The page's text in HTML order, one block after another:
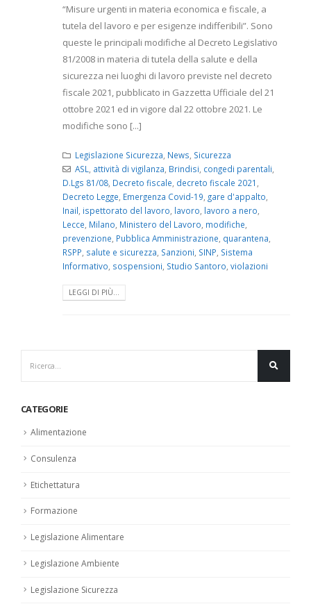
“Misure urgenti in materia economica e fiscale, a
tutela del lavoro e per esigenze indifferibili”. Sono
queste le principali modifiche al Decreto Legislativo
81/2008 in materia di tutela della salute e della
sicurezza nei luoghi di lavoro previste nel decreto
fiscale 2021, pubblicato in Gazzetta Ufficiale del 21
ottobre 2021 ed in vigore dal 22 ottobre 2021. Le
modifiche sono [...]
Legislazione Sicurezza, News, Sicurezza
ASL, attività di vigilanza, Brindisi, congedi parentali,
D.Lgs 81/08, Decreto fiscale, decreto fiscale 2021 ,
Decreto Legge, Emergenza Covid-19, gare d'appalto,
Inail, ispettorato del lavoro, lavoro, lavoro a nero,
Lecce, Milano, Ministero del Lavoro, modifiche,
prevenzione, Pubblica Amministrazione, quarantena,
RSPP, salute e sicurezza, Sanzioni, SINP, Sistema
Informativo, sospensioni, Studio Santoro, violazioni
LEGGI DI PIÙ...
CATEGORIE
Alimentazione
Consulenza
Etichettatura
Formazione
Legislazione Alimentare
Legislazione Ambiente
Legislazione Sicurezza